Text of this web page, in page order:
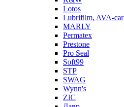
Lotos
Lubrifilm, AVA-car
MARLY
Permatex
Prestone
Pro Seal
Soft99
STP
SWAG
Wynn's
ZIC